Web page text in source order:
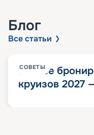
Блог
Все статьи
СОВЕТЫ
Раннее
круизов 2027